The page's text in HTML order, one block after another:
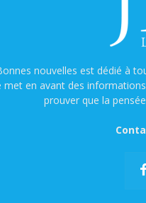
nouvelles est dédié à
met en avant des
prouver que la